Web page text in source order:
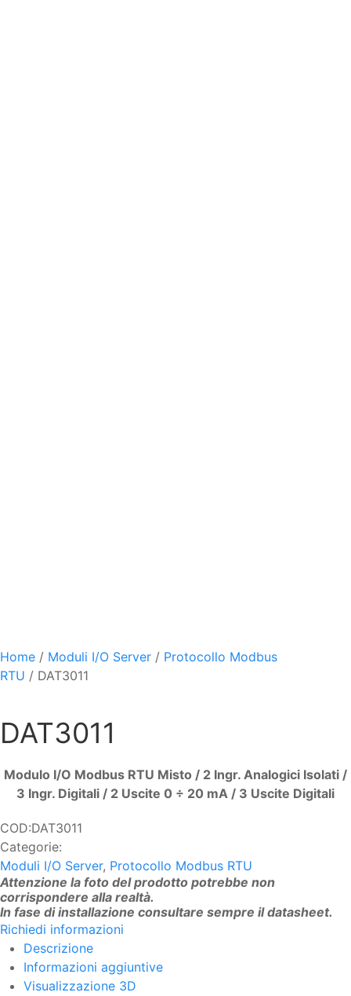
Home / Moduli I/O Server / Protocollo Modbus
RTU / DAT3011
DAT3011
Modulo I/O Modbus RTU Misto / 2 Ingr. Analogici Isolati /
3 Ingr. Digitali / 2 Uscite 0 ÷ 20 mA / 3 Uscite Digitali
COD:DAT3011
Categorie:
Moduli I/O Server, Protocollo Modbus RTU
Attenzione la foto del prodotto potrebbe non
corrispondere alla realtà.
In fase di installazione consultare sempre il datasheet.
Richiedi informazioni
Descrizione
Informazioni aggiuntive
Visualizzazione 3D